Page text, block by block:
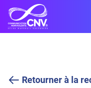
Retourner à la